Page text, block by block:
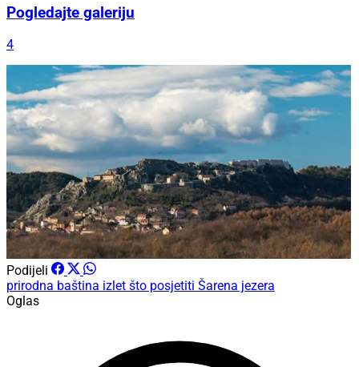
Pogledajte galeriju
4
Podijeli
prirodna baština izlet što posjetiti Šarena jezera
Oglas